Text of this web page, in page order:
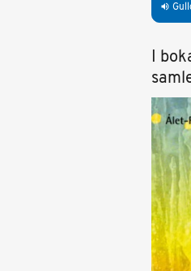
volume_up
I